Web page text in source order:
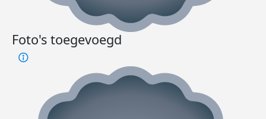
Foto's toegevoegd